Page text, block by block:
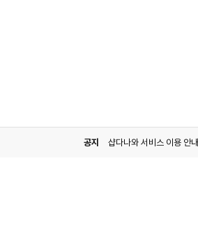
공지 샵다나와 서비스 이용 안내